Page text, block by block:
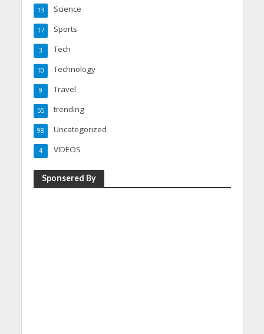
Science
13
Sports
17
Tech
3
Technology
10
Travel
9
trending
55
Uncategorized
98
VIDEOS
4
Sponsered By